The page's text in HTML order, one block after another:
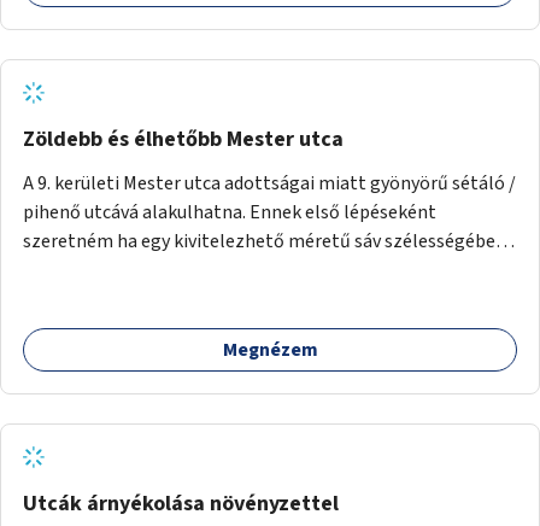
Zöldebb és élhetőbb Mester utca
A 9. kerületi Mester utca adottságai miatt gyönyörű sétáló /
pihenő utcává alakulhatna. Ennek első lépéseként
szeretném ha egy kivitelezhető méretű sáv szélességében
platán fák között. A lakók, boltok és vendéglátó helyek
együttműködését kérnénk abban, hogy ez a zöld sáv ne
addig, amíg komolyabb forgalomcsillapítások és zöldítések
nem létesülnek a Mester utcában.
Megnézem
Utcák árnyékolása növényzettel